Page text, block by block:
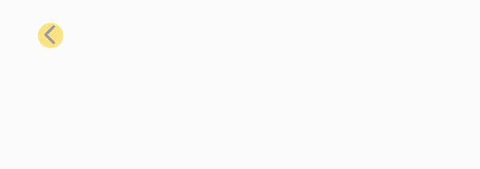
ቀዳሚ